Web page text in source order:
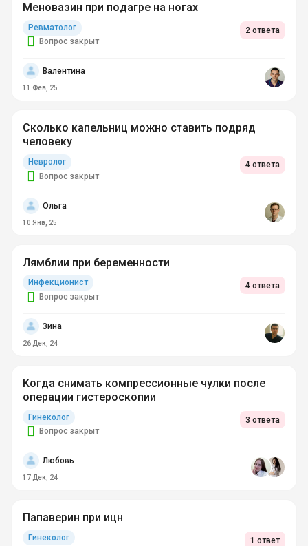
Меновазин при подагре на ногах
Ревматолог
Вопрос закрыт
2 ответа
Валентина
11 Фев, 25
Сколько капельниц можно ставить подряд
человеку
Невролог
Вопрос закрыт
4 ответа
Ольга
10 Янв, 25
Лямблии при беременности
Инфекционист
Вопрос закрыт
4 ответа
Зина
26 Дек, 24
Когда снимать компрессионные чулки после
операции гистероскопии
Гинеколог
Вопрос закрыт
3 ответа
Любовь
17 Дек, 24
Папаверин при ицн
Гинеколог
1 ответ